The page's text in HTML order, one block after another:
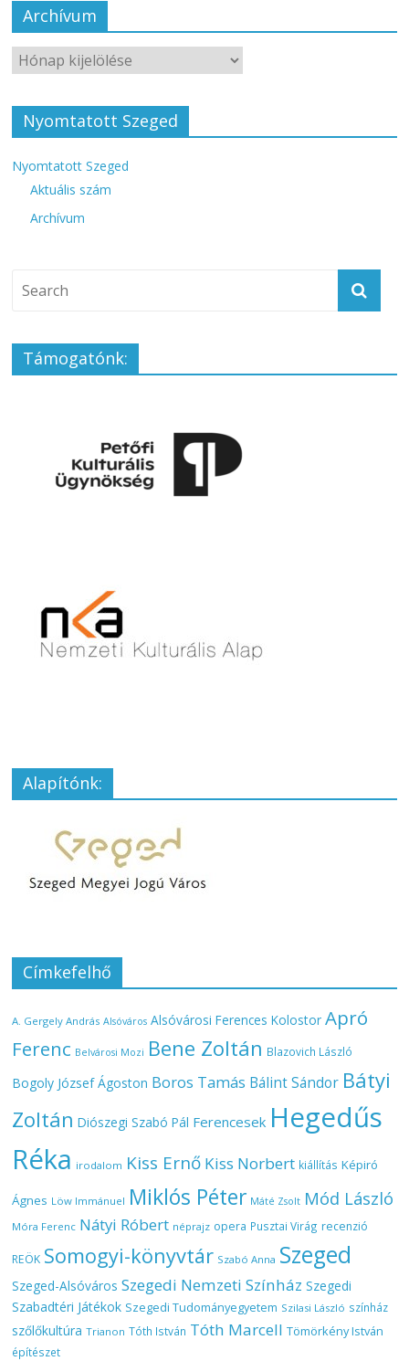
Archívum
Nyomtatott Szeged
Nyomtatott Szeged
Aktuális szám
Archívum
Támogatónk:
Alapítónk:
Címkefelhő
A. Gergely András Alsóváros Alsóvárosi Ferences Kolostor Apró
Ferenc Belvárosi Mozi Bene Zoltán Blazovich László
Bogoly József Ágoston Boros Tamás Bálint Sándor Bátyi
Zoltán Diószegi Szabó Pál Ferencesek Hegedűs
Réka irodalom Kiss Ernő Kiss Norbert kiállítás Képiró
Ágnes Löw Immánuel Miklós Péter Máté Zsolt Mód László
Móra Ferenc Nátyi Róbert néprajz opera Pusztai Virág recenzió
REÖK Somogyi-könyvtár Szabó Anna Szeged
Szeged-Alsóváros Szegedi Nemzeti Színház Szegedi
Szabadtéri Játékok Szegedi Tudományegyetem Szilasi László színház
szőlőkultúra Trianon Tóth István Tóth Marcell Tömörkény István
építészet